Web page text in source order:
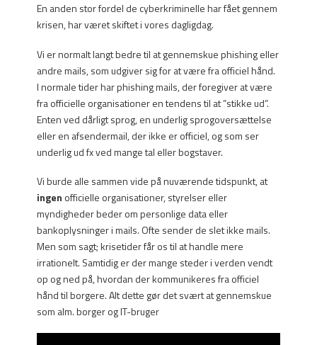
En anden stor fordel de cyberkriminelle har fået gennem
krisen, har været skiftet i vores dagligdag.
Vi er normalt langt bedre til at gennemskue phishing eller
andre mails, som udgiver sig for at være fra officiel hånd.
I normale tider har phishing mails, der foregiver at være
fra officielle organisationer en tendens til at ”stikke ud”.
Enten ved dårligt sprog, en underlig sprogoversættelse
eller en afsendermail, der ikke er officiel, og som ser
underlig ud fx ved mange tal eller bogstaver.
Vi burde alle sammen vide på nuværende tidspunkt, at
ingen officielle organisationer, styrelser eller
myndigheder beder om personlige data eller
bankoplysninger i mails. Ofte sender de slet ikke mails.
Men som sagt; krisetider får os til at handle mere
irrationelt. Samtidig er der mange steder i verden vendt
op og ned på, hvordan der kommunikeres fra officiel
hånd til borgere. Alt dette gør det svært at gennemskue
som alm. borger og IT-bruger